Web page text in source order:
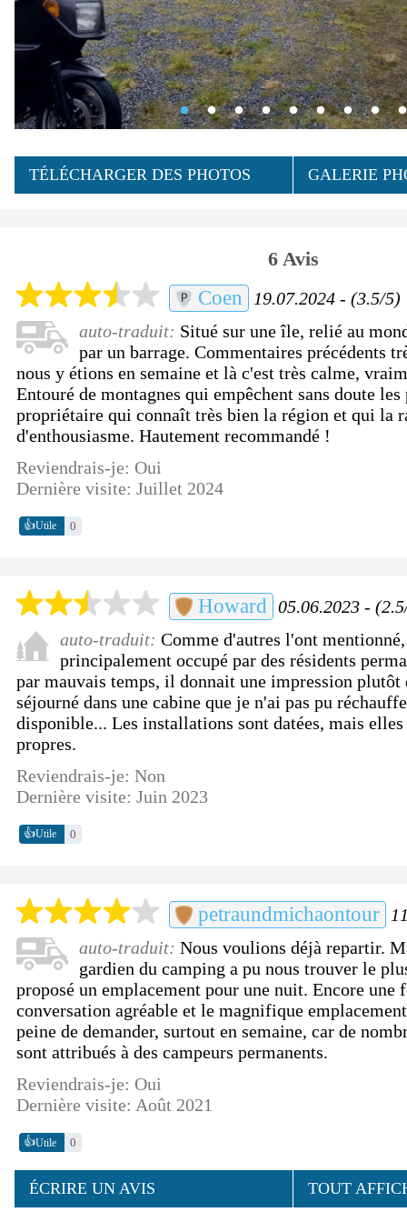
TÉLÉCHARGER DES PHOTOS GALERIE
6 Avis
Coen
19.07.2024 - (3.5/5)
auto-traduit: Situé sur une île, relié au
par un barrage. Commentaires précédents
nous y étions en semaine et là c'est très calme,
Entouré de montagnes qui empêchent sans doute
propriétaire qui connaît très bien la région et qui la
d'enthousiasme. Hautement recommandé !
Reviendrais-je: Oui
Dernière visite: Juillet 2024
👍Utile 0
Howard
05.06.2023 -
auto-traduit:Comme d'autres l'ont
principalement occupé par des résidents
par mauvais temps, il donnait une impression plutôt
séjourné dans une cabine que je n'ai pas pu
disponible... Les installations sont datées, mais
propres.
Reviendrais-je: Non
Dernière visite: Juin 2023
👍Utile 0
petraundmichaontour
auto-traduit:Nous voulions déjà repartir.
gardien du camping a pu nous trouver le
proposé un emplacement pour une nuit. Encore une
conversation agréable et le magnifique
peine de demander, surtout en semaine, car de
sont attribués à des campeurs permanents.
Reviendrais-je: Oui
Dernière visite: Août 2021
👍Utile 0
ÉCRIRE UN AVIS TOUT